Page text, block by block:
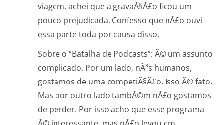
viagem, achei que a gravaÃ§Ã£o ficou um
pouco prejudicada. Confesso que nÃ£o ouvi
essa parte toda por causa disso.
Sobre o “Batalha de Podcasts”: Ã© um assunto
complicado. Por um lado, nÃ³s humanos,
gostamos de uma competiÃ§Ã£o. Isso Ã© fato.
Mas por outro lado tambÃ©m nÃ£o gostamos
de perder. Por isso acho que esse programa